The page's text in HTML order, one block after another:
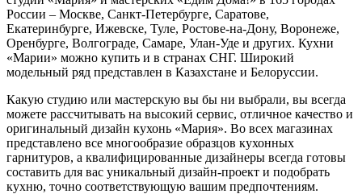
России – Москве, Санкт-Петербурге, Саратове,
Екатеринбурге, Ижевске, Туле, Ростове-на-Дону, Воронеже,
Оренбурге, Волгограде, Самаре, Улан-Уде и других. Кухни
«Марии» можно купить и в странах СНГ. Широкий
модельный ряд представлен в Казахстане и Белоруссии.
Какую студию или мастерскую вы бы ни выбрали, вы всегда
можете рассчитывать на высокий сервис, отличное качество и
оригинальный дизайн кухонь «Мария». Во всех магазинах
представлено все многообразие образцов кухонных
гарнитуров, а квалифицированные дизайнеры всегда готовы
составить для вас уникальный дизайн-проект и подобрать
кухню, точно соответствующую вашим предпочтениям.